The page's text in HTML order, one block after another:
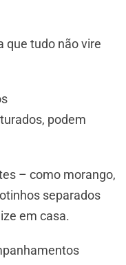
que tudo não vire
podem
– como morango,
separados
em casa.